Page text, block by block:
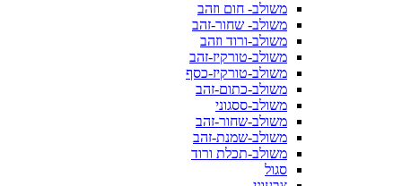
משולב- חום וזהב
משולב- שחור-זהב
משולב-ורוד וזהב
משולב-טורקיז-זהב
משולב-טורקיז-כסף
משולב-כתום-זהב
משולב-ססגוני
משולב-שחור-זהב
משולב-שמנת-זהב
משולב-תכלת ורוד
סגול